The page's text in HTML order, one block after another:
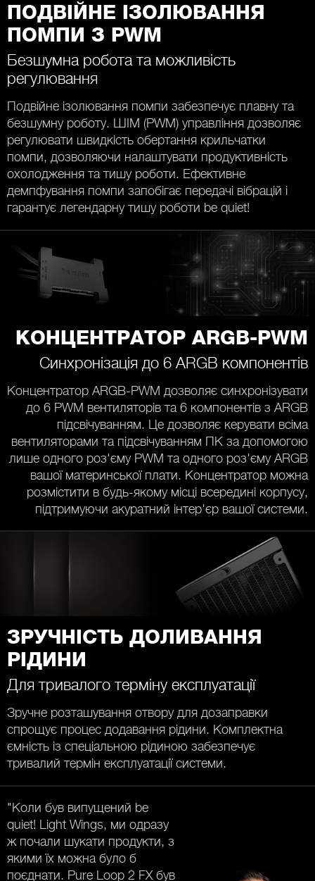
ПОДВІЙНЕ ІЗОЛЮВАННЯ
ПОМПИ З PWM
Безшумна робота та можливість
регулювання
Подвійне ізолювання помпи забезпечує плавну та
безшумну роботу. ШІМ (PWM) управління дозволяє
регулювати швидкість обертання крильчатки
помпи, дозволяючи налаштувати продуктивність
охолодження та тишу роботи. Ефективне
демпфування помпи запобігає передачі вібрацій і
гарантує легендарну тишу роботи be quiet!
КОНЦЕНТРАТОР ARGB-PWM
Синхронізація до 6 ARGB компонентів
Концентратор ARGB-PWM дозволяє синхронізувати
до 6 PWM вентиляторів та 6 компонентів з ARGB
підсвічуванням. Це дозволяє керувати всіма
вентиляторами та підсвічуванням ПК за допомогою
лише одного роз'єму PWM та одного роз'єму ARGB
вашої материнської плати. Концентратор можна
розмістити в будь-якому місці всередині корпусу,
підтримуючи акуратний інтер'єр вашої системи.
ЗРУЧНІСТЬ ДОЛИВАННЯ
РІДИНИ
Для тривалого терміну експлуатації
Зручне розташування отвору для дозаправки
спрощує процес додавання рідини. Комплектна
ємність із спеціальною рідиною забезпечує
тривалий термін експлуатації системи.
"Коли був випущений be
quiet! Light Wings, ми одразу
ж почали шукати продукти, з
якими їх можна було б
поєднати. Pure Loop 2 FX був